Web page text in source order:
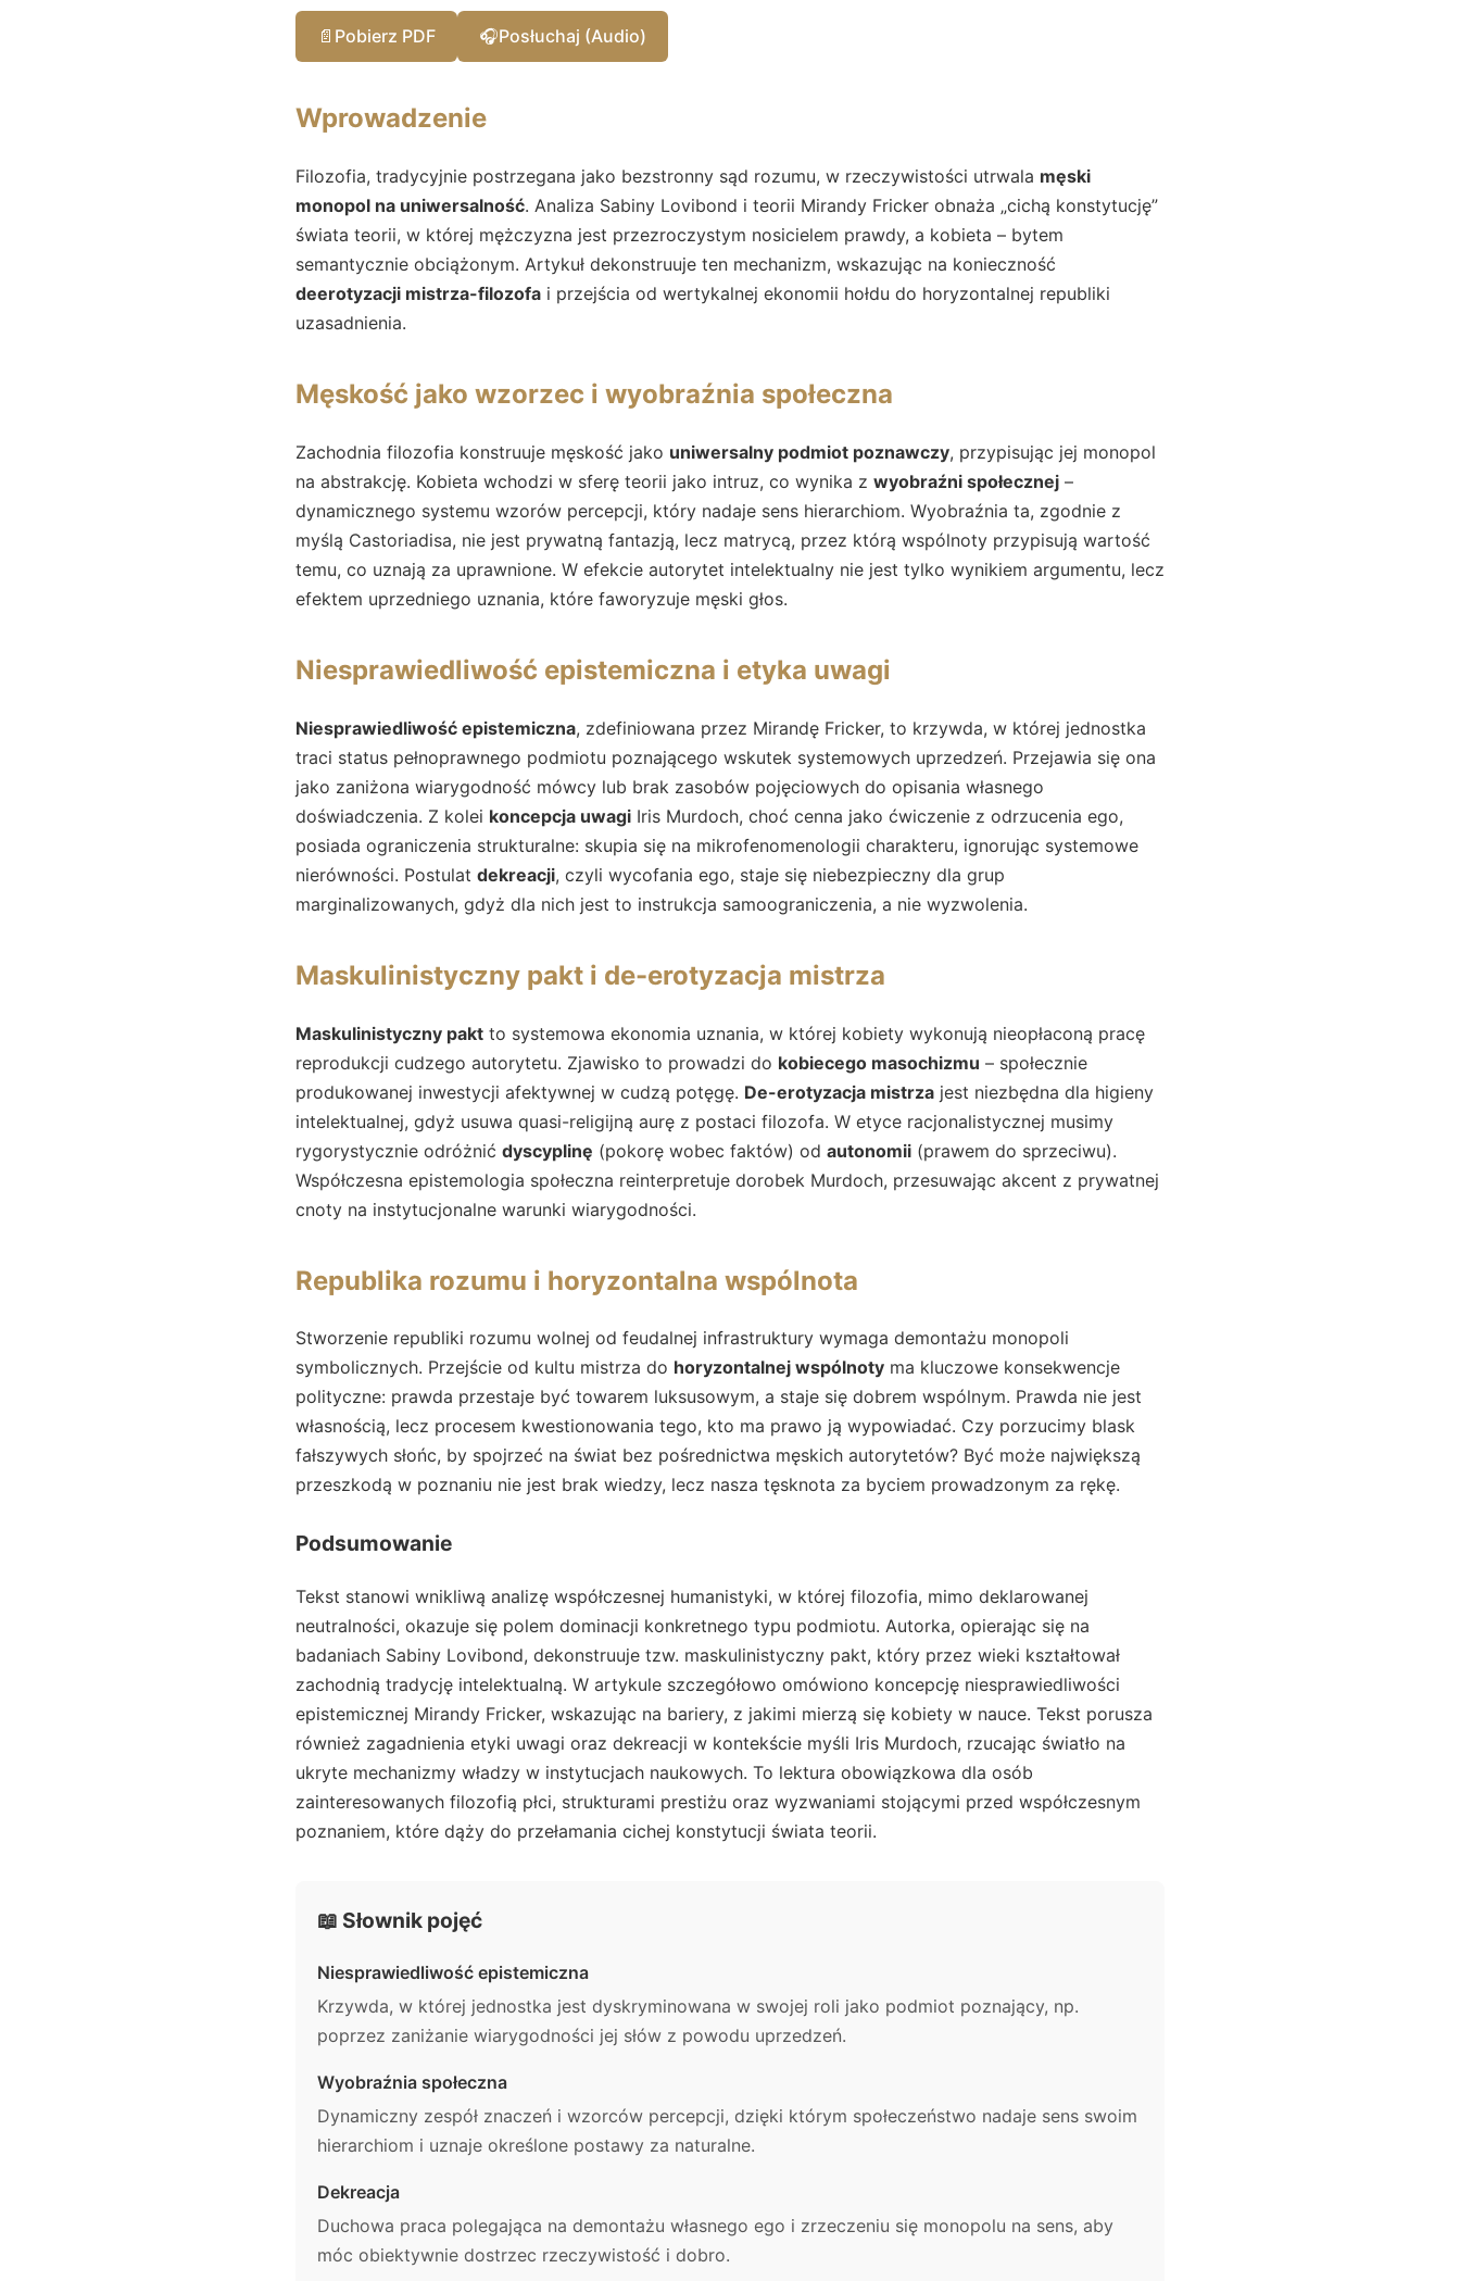
📄 Pobierz PDF 🎧Posłuchaj (Audio)
Wprowadzenie
Filozofia, tradycyjnie postrzegana jako bezstronny sąd rozumu, w rzeczywistości utrwala męski
monopol na uniwersalność. Analiza Sabiny Lovibond i teorii Mirandy Fricker obnaża „cichą konstytucję”
świata teorii, w której mężczyzna jest przezroczystym nosicielem prawdy, a kobieta – bytem
semantycznie obciążonym. Artykuł dekonstruuje ten mechanizm, wskazując na konieczność
deerotyzacji mistrza-filozofa i przejścia od wertykalnej ekonomii hołdu do horyzontalnej republiki
uzasadnienia.
Męskość jako wzorzec i wyobraźnia społeczna
Zachodnia filozofia konstruuje męskość jako uniwersalny podmiot poznawczy, przypisując jej monopol
na abstrakcję. Kobieta wchodzi w sferę teorii jako intruz, co wynika z wyobraźni społecznej –
dynamicznego systemu wzorów percepcji, który nadaje sens hierarchiom. Wyobraźnia ta, zgodnie z
myślą Castoriadisa, nie jest prywatną fantazją, lecz matrycą, przez którą wspólnoty przypisują wartość
temu, co uznają za uprawnione. W efekcie autorytet intelektualny nie jest tylko wynikiem argumentu, lecz
efektem uprzedniego uznania, które faworyzuje męski głos.
Niesprawiedliwość epistemiczna i etyka uwagi
Niesprawiedliwość epistemiczna, zdefiniowana przez Mirandę Fricker, to krzywda, w której jednostka
traci status pełnoprawnego podmiotu poznającego wskutek systemowych uprzedzeń. Przejawia się ona
jako zaniżona wiarygodność mówcy lub brak zasobów pojęciowych do opisania własnego
doświadczenia. Z kolei koncepcja uwagi Iris Murdoch, choć cenna jako ćwiczenie z odrzucenia ego,
posiada ograniczenia strukturalne: skupia się na mikrofenomenologii charakteru, ignorując systemowe
nierówności. Postulat dekreacji, czyli wycofania ego, staje się niebezpieczny dla grup
marginalizowanych, gdyż dla nich jest to instrukcja samoograniczenia, a nie wyzwolenia.
Maskulinistyczny pakt i de-erotyzacja mistrza
Maskulinistyczny pakt to systemowa ekonomia uznania, w której kobiety wykonują nieopłaconą pracę
reprodukcji cudzego autorytetu. Zjawisko to prowadzi do kobiecego masochizmu – społecznie
produkowanej inwestycji afektywnej w cudzą potęgę. De-erotyzacja mistrza jest niezbędna dla higieny
intelektualnej, gdyż usuwa quasi-religijną aurę z postaci filozofa. W etyce racjonalistycznej musimy
rygorystycznie odróżnić dyscyplinę (pokorę wobec faktów) od autonomii (prawem do sprzeciwu).
Współczesna epistemologia społeczna reinterpretuje dorobek Murdoch, przesuwając akcent z prywatnej
cnoty na instytucjonalne warunki wiarygodności.
Republika rozumu i horyzontalna wspólnota
Stworzenie republiki rozumu wolnej od feudalnej infrastruktury wymaga demontażu monopoli
symbolicznych. Przejście od kultu mistrza do horyzontalnej wspólnoty ma kluczowe konsekwencje
polityczne: prawda przestaje być towarem luksusowym, a staje się dobrem wspólnym. Prawda nie jest
własnością, lecz procesem kwestionowania tego, kto ma prawo ją wypowiadać. Czy porzucimy blask
fałszywych słońc, by spojrzeć na świat bez pośrednictwa męskich autorytetów? Być może największą
przeszkodą w poznaniu nie jest brak wiedzy, lecz nasza tęsknota za byciem prowadzonym za rękę.
Podsumowanie
Tekst stanowi wnikliwą analizę współczesnej humanistyki, w której filozofia, mimo deklarowanej
neutralności, okazuje się polem dominacji konkretnego typu podmiotu. Autorka, opierając się na
badaniach Sabiny Lovibond, dekonstruuje tzw. maskulinistyczny pakt, który przez wieki kształtował
zachodnią tradycję intelektualną. W artykule szczegółowo omówiono koncepcję niesprawiedliwości
epistemicznej Mirandy Fricker, wskazując na bariery, z jakimi mierzą się kobiety w nauce. Tekst porusza
również zagadnienia etyki uwagi oraz dekreacji w kontekście myśli Iris Murdoch, rzucając światło na
ukryte mechanizmy władzy w instytucjach naukowych. To lektura obowiązkowa dla osób
zainteresowanych filozofią płci, strukturami prestiżu oraz wyzwaniami stojącymi przed współczesnym
poznaniem, które dąży do przełamania cichej konstytucji świata teorii.
📖 Słownik pojęć
Niesprawiedliwość epistemiczna
Krzywda, w której jednostka jest dyskryminowana w swojej roli jako podmiot poznający, np.
poprzez zaniżanie wiarygodności jej słów z powodu uprzedzeń.
Wyobraźnia społeczna
Dynamiczny zespół znaczeń i wzorców percepcji, dzięki którym społeczeństwo nadaje sens swoim
hierarchiom i uznaje określone postawy za naturalne.
Dekreacja
Duchowa praca polegająca na demontażu własnego ego i zrzeczeniu się monopolu na sens, aby
móc obiektywnie dostrzec rzeczywistość i dobro.